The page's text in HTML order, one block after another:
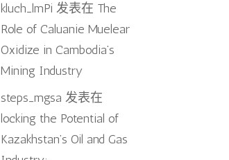
kluch_lmPi 发表在 The
Role of Caluanie Muelear
Oxidize in Cambodia’s
Mining Industry
steps_mgsa 发表在
locking the Potential of
Kazakhstan’s Oil and Gas